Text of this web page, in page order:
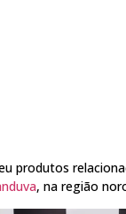
produtos
, na região